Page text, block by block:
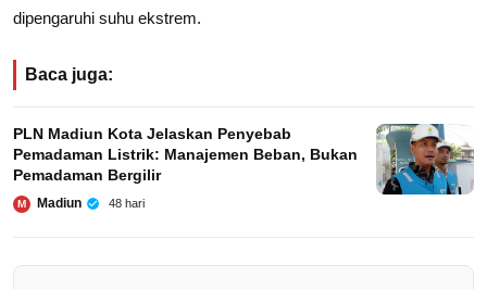
dipengaruhi suhu ekstrem.
Baca juga:
PLN Madiun Kota Jelaskan Penyebab
Pemadaman Listrik: Manajemen Beban, Bukan
Pemadaman Bergilir
M Madiun 48 hari